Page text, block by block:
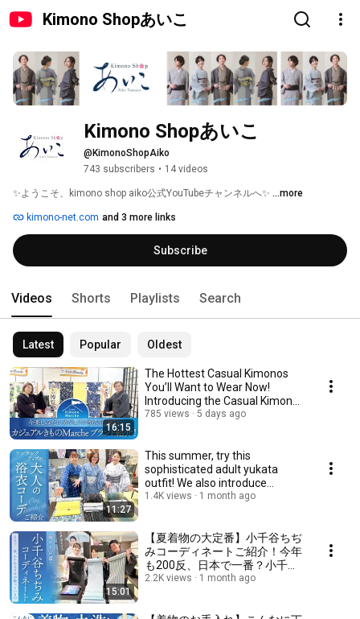
Kimono Shopあいこ
Kimono Shopあいこ
@KimonoShopAiko
743 subscribers • 14 videos
✨ようこそ、kimono shop aiko公式YouTubeチャンネルへ✨ ...more
kimono-net.com and 3 more links
Subscribe
Videos Shorts Playlists Search
Latest Popular Oldest
16:15
The Hottest Casual Kimonos
You’ll Want to Wear Now!
Introducing the Casual Kimono
Marche Brands
785 views 5 days ago
11:27
This summer, try this
sophisticated adult yukata
outfit! We also introduce
recommended Ryukyu obi...
1.4K views 1 month ago
15:01
【夏着物の大定番】小千谷ちぢ
みコーディネートご紹介！今年
も200反、日本で一番？小千谷
ちぢみが勢揃いします！
2.2K views 1 month ago